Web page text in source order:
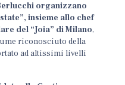
organizzano
insieme allo chef
del “Joia” di Milano,
riconosciuto della
ad altissimi livelli